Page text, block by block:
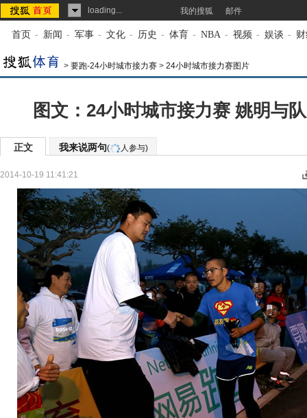
loading... 我的搜狐 邮件
首页 - 新闻 - 军事 - 文化 - 历史 - 体育 - NBA - 视频 - 娱谈 -
> 要跑-24小时城市接力赛 > 24小时城市接力赛图片
图文：24小时城市接力赛 姚明与
正文 我来说两句( 人参与)
2014-10-19 11:41:21